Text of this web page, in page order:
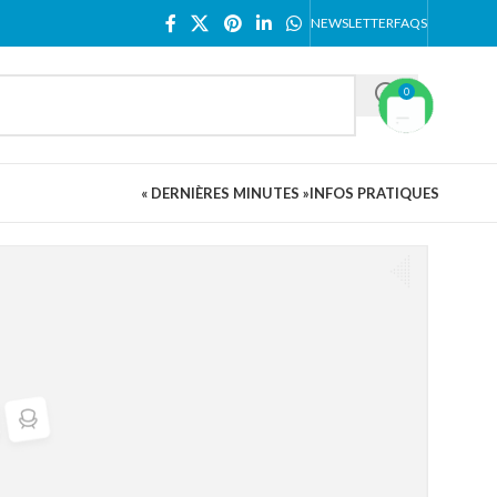
NEWSLETTERFAQS
0
« DERNIÈRES MINUTES »INFOS PRATIQUES